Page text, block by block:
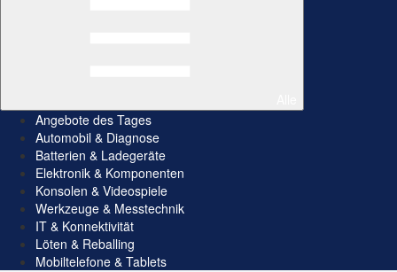
Angebote des Tages
Automobil & Diagnose
Batterien & Ladegeräte
Elektronik & Komponenten
Konsolen & Videospiele
Werkzeuge & Messtechnik
IT & Konnektivität
Löten & Reballing
Mobiltelefone & Tablets